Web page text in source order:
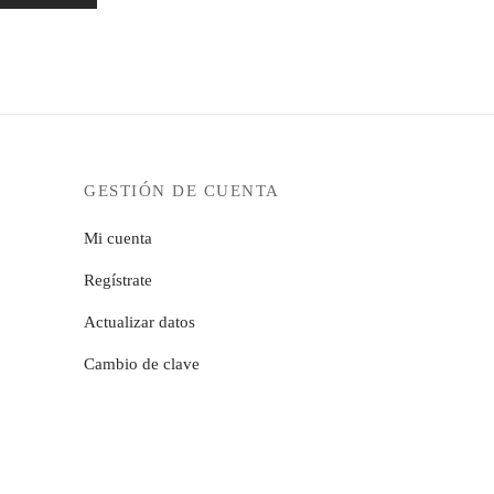
GESTIÓN DE CUENTA
Mi cuenta
Regístrate
Actualizar datos
Cambio de clave